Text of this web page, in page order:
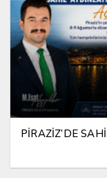
PİRAZİZ’DE